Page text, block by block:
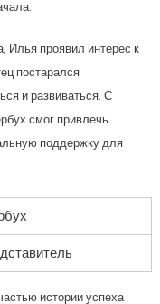
Илья проявил интерес к
постарался
и развиваться. С
смог привлечь
поддержку для
истории успеха